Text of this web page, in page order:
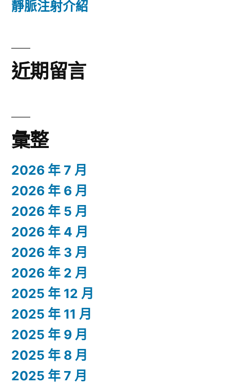
靜脈注射介紹
近期留言
彙整
2026 年 7 月
2026 年 6 月
2026 年 5 月
2026 年 4 月
2026 年 3 月
2026 年 2 月
2025 年 12 月
2025 年 11 月
2025 年 9 月
2025 年 8 月
2025 年 7 月